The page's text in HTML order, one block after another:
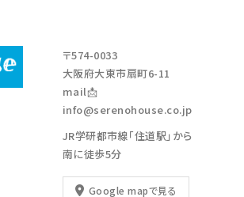
〒574-0033
大阪府大東市扇町6-11
mail📩
info@serenohouse.co.jp
JR学研都市線「住道駅」から
南に徒歩5分
Google mapで見る